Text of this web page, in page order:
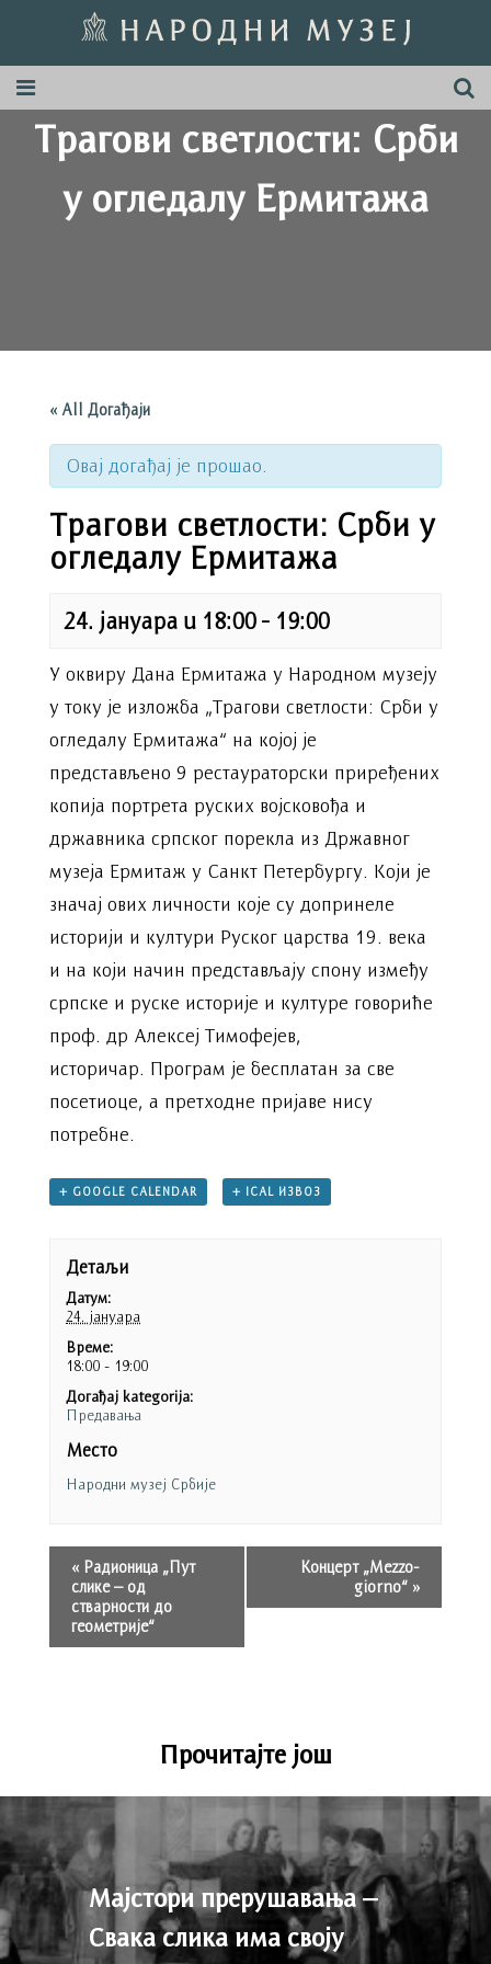
Трагови светлости: Срби
у огледалу Ермитажа
« All Догађаји
Овај догађај је прошао.
Трагови светлости: Срби у
огледалу Ермитажа
24. јануара u 18:00- 19:00
У оквиру Дана Ермитажа у Народном музеју
у току је изложба „Трагови светлости: Срби у
огледалу Ермитажа“ на којој је
представљено 9 рестаураторски приређених
копија портрета руских војсковођа и
државника српског порекла из Државног
музеја Ермитаж у Санкт Петербургу. Који је
значај ових личности које су допринеле
историји и култури Руског царства 19. века
и на који начин представљају спону између
српске и руске историје и културе говориће
проф. др Алексеј Тимофејев,
историчар. Програм је бесплатан за све
посетиоце, а претходне пријаве нису
потребне.
+ GOOGLE CALENDAR + ICAL ИЗВОЗ
Детаљи
Датум:
24. јануара
Време:
18:00 - 19:00
Догађај kategorija:
Предавања
Место
Народни музеј Србије
«Радионица „Пут
слике – од
стварности до
геометрије“
Концерт „Mezzo-
giorno“ »
Прочитајте још
Мајстори прерушавања –
Свака слика има своју